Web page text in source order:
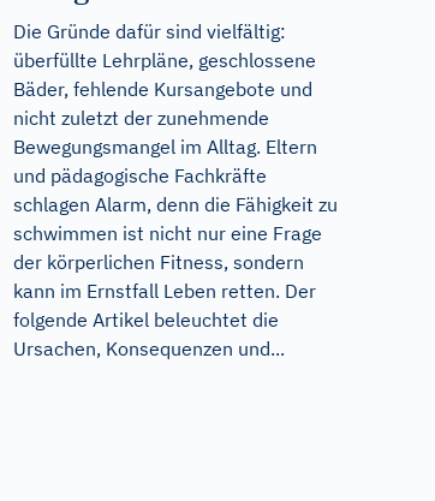
Die Gründe dafür sind vielfältig:
überfüllte Lehrpläne, geschlossene
Bäder, fehlende Kursangebote und
nicht zuletzt der zunehmende
Bewegungsmangel im Alltag. Eltern
und pädagogische Fachkräfte
schlagen Alarm, denn die Fähigkeit zu
schwimmen ist nicht nur eine Frage
der körperlichen Fitness, sondern
kann im Ernstfall Leben retten. Der
folgende Artikel beleuchtet die
Ursachen, Konsequenzen und...